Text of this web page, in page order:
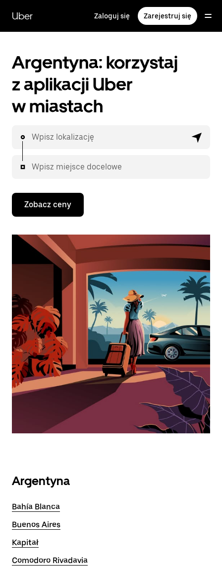
głównej
zawartości
Uber Zaloguj się Zarejestruj się
Argentyna: korzystaj
z aplikacji Uber
w miastach
Wpisz lokalizację
Wpisz miejsce docelowe
Zobacz ceny
Argentyna
Bahía Blanca
Buenos Aires
Kapitał
Comodoro Rivadavia